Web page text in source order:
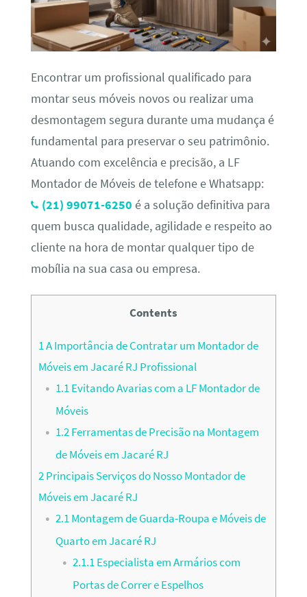
Encontrar um profissional qualificado para
montar seus móveis novos ou realizar uma
desmontagem segura durante uma mudança é
fundamental para preservar o seu patrimônio.
Atuando com excelência e precisão, a LF
Montador de Móveis de telefone e Whatsapp:
(21) 99071-6250 é a solução definitiva para
quem busca qualidade, agilidade e respeito ao
cliente na hora de montar qualquer tipo de
mobília na sua casa ou empresa.
Contents
1A Importância de Contratar um Montador de
Móveis em Jacaré RJ Profissional
1.1Evitando Avarias com a LF Montador de
Móveis
1.2Ferramentas de Precisão na Montagem
de Móveis em Jacaré RJ
2Principais Serviços do Nosso Montador de
Móveis em Jacaré RJ
2.1Montagem de Guarda-Roupa e Móveis de
Quarto em Jacaré RJ
2.1.1Especialista em Armários com
Portas de Correr e Espelhos